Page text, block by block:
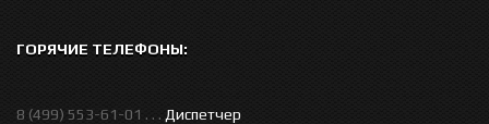
ГОРЯЧИЕ ТЕЛЕФОНЫ:
8 (499) 553-61-01 . . . Диспетчер